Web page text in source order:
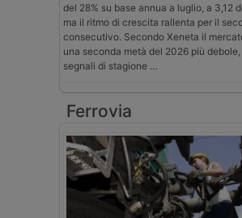
del 28% su base annua a luglio, a 3,12
ma il ritmo di crescita rallenta per il
consecutivo. Secondo Xeneta il
una seconda metà del 2026 più
segnali di stagione …
Ferrovia